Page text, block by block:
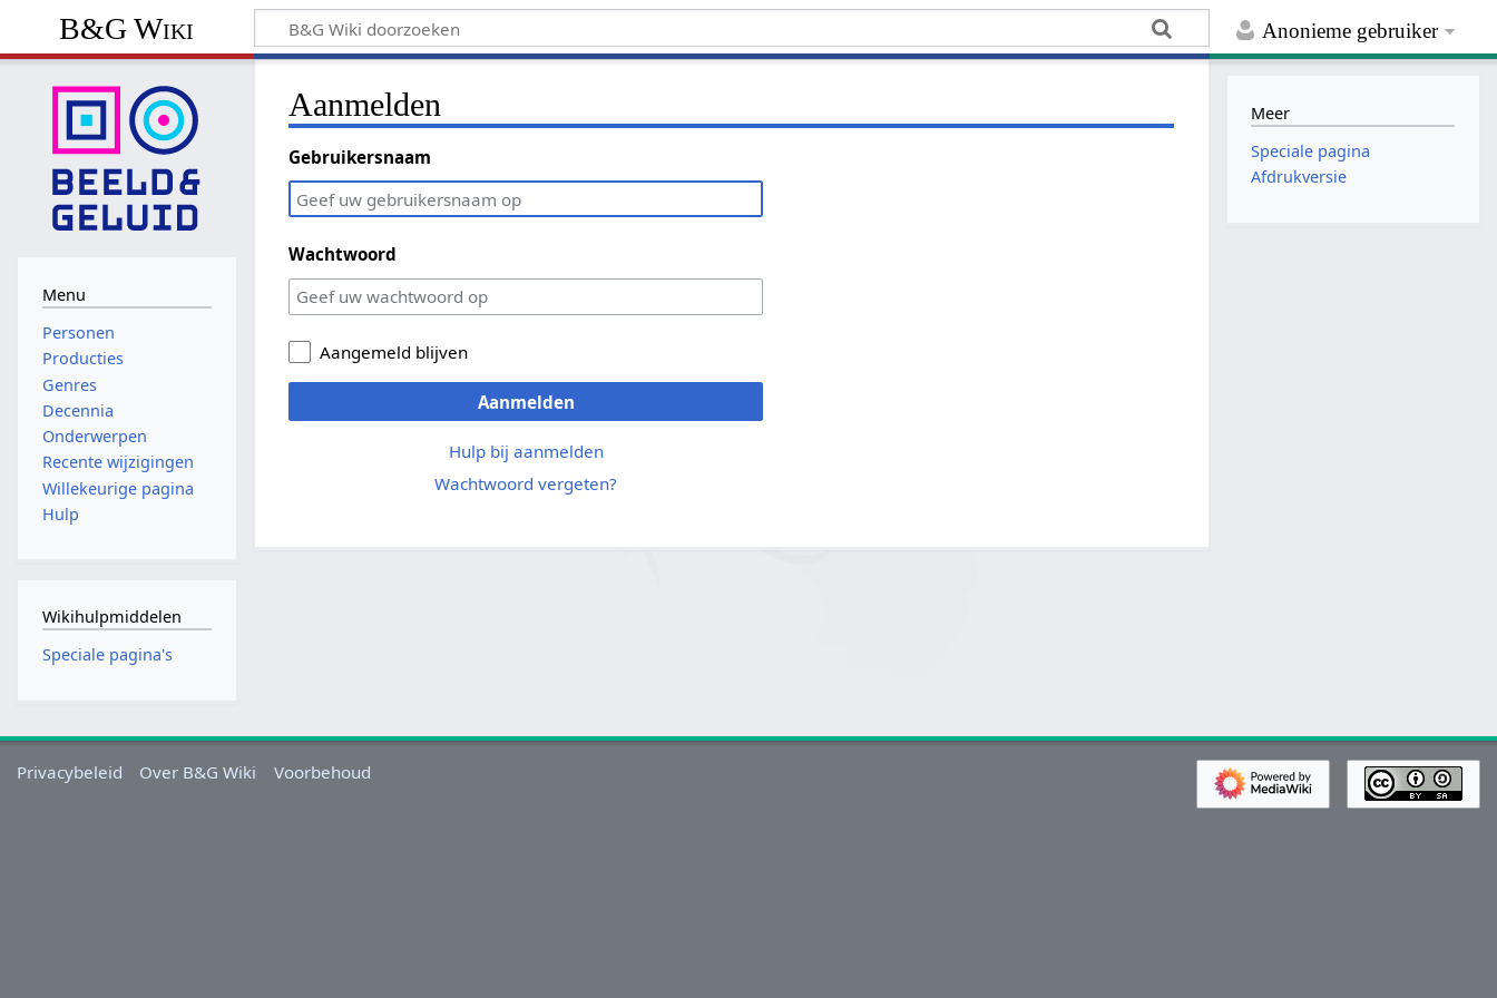
Anonieme gebruiker
B&G Wiki
Aanmelden
Gebruikersnaam
Wachtwoord
Aangemeld blijven
Aanmelden
Hulp bij aanmelden
Wachtwoord vergeten?
Menu
Personen
Producties
Genres
Decennia
Onderwerpen
Recente wijzigingen
Willekeurige pagina
Hulp
Wikihulpmiddelen
Speciale pagina's
Meer
Speciale pagina
Afdrukversie
Privacybeleid Over B&G Wiki Voorbehoud